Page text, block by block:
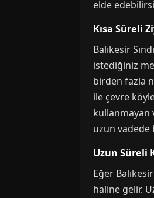
elde
Kısa Süreli
Balıkesir
istediğiniz
birden fazla
ile çevre
kullanmayan
uzun
Uzun Süreli
Eğer
haline gelir.